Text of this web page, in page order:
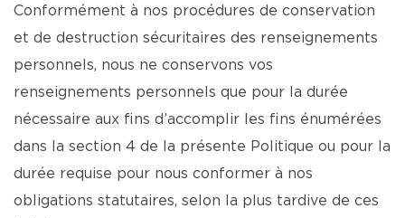
Conformément à nos procédures de conservation
et de destruction sécuritaires des renseignements
personnels, nous ne conservons vos
renseignements personnels que pour la durée
nécessaire aux fins d’accomplir les fins énumérées
dans la section 4 de la présente Politique ou pour la
durée requise pour nous conformer à nos
obligations statutaires, selon la plus tardive de ces